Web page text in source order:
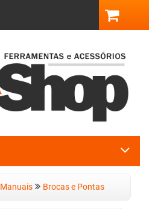
Manuais Brocas e Pontas